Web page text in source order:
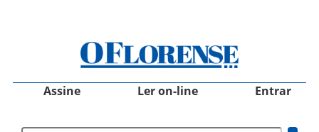
Assine Ler on-line Entrar